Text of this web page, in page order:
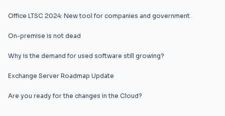
Office LTSC 2024: New tool for companies and government
On-premise is not dead
Why is the demand for used software still growing?
Exchange Server Roadmap Update
Are you ready for the changes in the Cloud?